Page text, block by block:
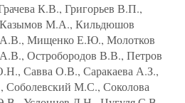
К.В., Григорьев В.П.,
М.А., Кильдюшов
Мищенко Е.Ю., Молотков
Остробородов В.В., Петров
Савва О.В., Саракаева А.З.,
Соболевский М.С., Соколова